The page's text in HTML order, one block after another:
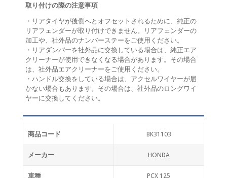
取り付けの際の注意事項
・リアタイヤが後側へとオフセットされるために、純正の
リアフェンダーが取り付けできません。リアフェンダーの
加工や、社外品のナンバーステーをご使用ください。
・リアダンパーを社外品に交換している場合は、純正エア
クリーナーが使用できなくなる場合があります。その場合
は、社外品エアクリーナーをご使用ください。
・ハンドル交換をしている場合は、アクセルワイヤーが届
かない場合もあります。その場合は、社外品のロングワイ
ヤーに交換してください。
商品コード BK31103
メーカー HONDA
車種 PCX 125